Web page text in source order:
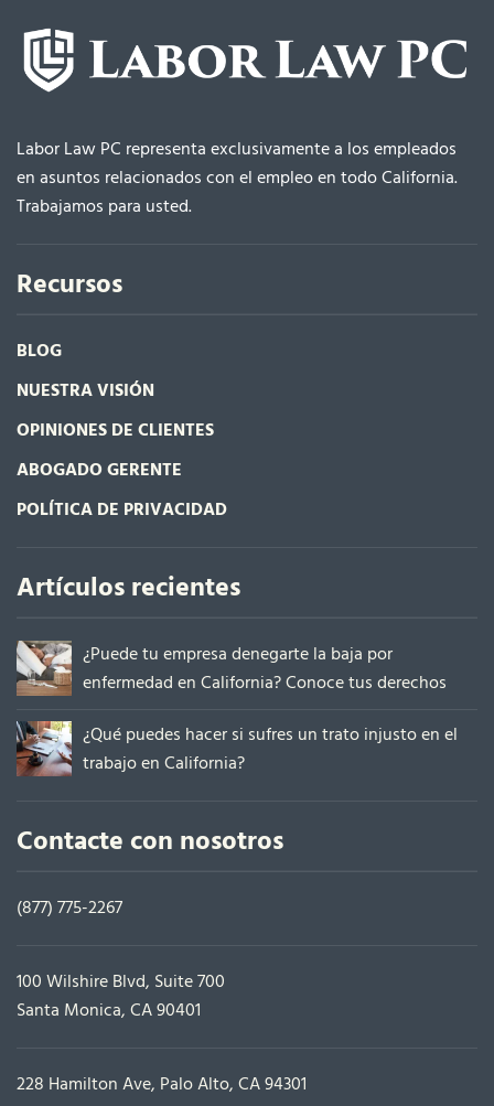
Labor Law PC representa exclusivamente a los empleados
en asuntos relacionados con el empleo en todo California.
Trabajamos para usted.
Recursos
BLOG
NUESTRA VISIÓN
OPINIONES DE CLIENTES
ABOGADO GERENTE
POLÍTICA DE PRIVACIDAD
Artículos recientes
¿Puede tu empresa denegarte la baja por
enfermedad en California? Conoce tus derechos
¿Qué puedes hacer si sufres un trato injusto en el
trabajo en California?
Contacte con nosotros
(877) 775-2267
100 Wilshire Blvd, Suite 700
Santa Monica, CA 90401
228 Hamilton Ave, Palo Alto, CA 94301